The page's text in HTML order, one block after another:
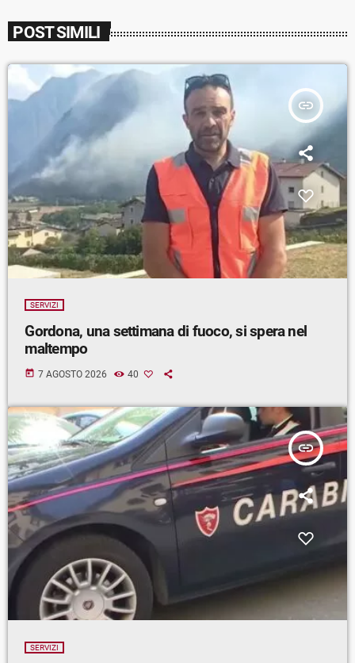
POST SIMILI
insert_link
SERVIZI
Gordona, una settimana di fuoco, si spera nel
maltempo
today 7 AGOSTO 2026 40
insert_link
SERVIZI